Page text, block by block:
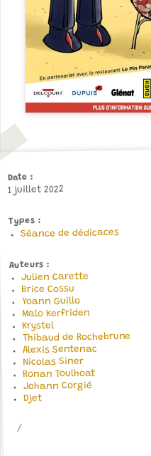
Date
1 juillet 2022
Types
Séance de dédicaces
Auteurs
Julien Carette
Brice Cossu
Yoann Guillo
Malo Kerfriden
Krystel
Thibaud de Rochebrune
Alexis Sentenac
Nicolas Siner
Ronan Toulhoat
Johann Corgié
Djet